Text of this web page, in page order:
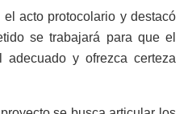
acto protocolario y destacó
se trabajará para que el
y ofrezca certeza